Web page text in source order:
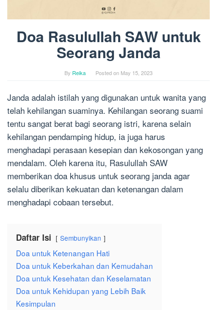
Doa Rasulullah SAW untuk
Seorang Janda
By Reika Posted on May 15, 2023
Janda adalah istilah yang digunakan untuk wanita yang
telah kehilangan suaminya. Kehilangan seorang suami
tentu sangat berat bagi seorang istri, karena selain
kehilangan pendamping hidup, ia juga harus
menghadapi perasaan kesepian dan kekosongan yang
mendalam. Oleh karena itu, Rasulullah SAW
memberikan doa khusus untuk seorang janda agar
selalu diberikan kekuatan dan ketenangan dalam
menghadapi cobaan tersebut.
Daftar Isi Sembunyikan
Doa untuk Ketenangan Hati
Doa untuk Keberkahan dan Kemudahan
Doa untuk Kesehatan dan Keselamatan
Doa untuk Kehidupan yang Lebih Baik
Kesimpulan